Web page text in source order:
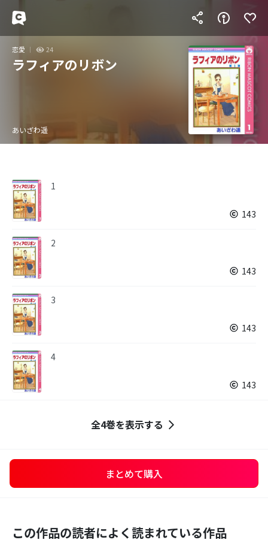
恋愛 24
ラフィアのリボン
あいざわ遥
1
143
2
143
3
143
4
143
全4巻を表示する
まとめて購入
この作品の読者によく読まれている作品